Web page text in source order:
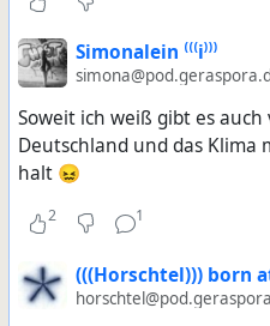
Simonalein ⁽⁽⁽i⁾⁾⁾
Soweit ich weiß gibt es
Deutschland und das Klima
halt 😖
2 1
(((Horschtel))) born